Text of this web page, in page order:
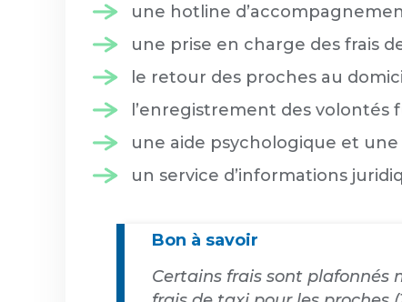
une hotline
une prise en charge des frais
le retour des proches au
l’enregistrement des volontés
une aide psychologique et
un service d’informations
Bon à savoir
Certains frais sont plafonnés